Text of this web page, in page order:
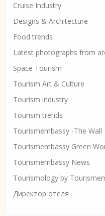
Cruise Industry
Designs & Architecture
Food trends
Latest photographs from
Space Tourism
Tourism Art & Culture
Tourism industry
Tourism trends
Tourismembassy -The Wall
Tourismembassy Green
Tourismembassy News
Tourismology by
Директор отеля